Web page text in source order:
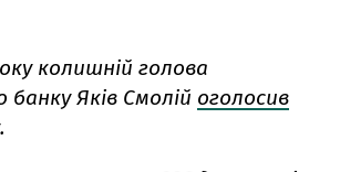
колишній голова
банку Яків Смолій оголосив